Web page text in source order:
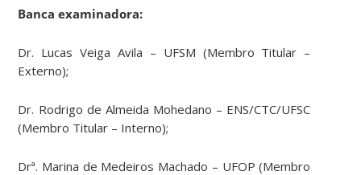
Banca examinadora:
Dr. Lucas Veiga Avila – UFSM (Membro Titular –
Externo);
Dr. Rodrigo de Almeida Mohedano – ENS/CTC/UFSC
(Membro Titular – Interno);
Drª. Marina de Medeiros Machado – UFOP (Membro